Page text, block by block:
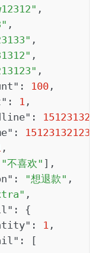
,
,
,
,
,
: 100 ,
: 1 ,
:
: 151231321230
,
"不喜欢" ] ,
: "想退款" ,
,
:
{
: 1 ,
:
[